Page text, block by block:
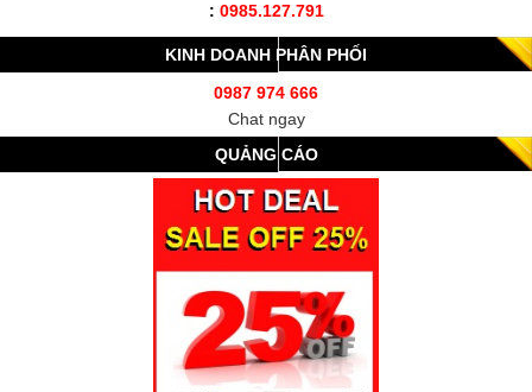
: 0985.127.791
KINH DOANH PHÂN PHỐI
0987 974 666
Chat ngay
QUẢNG CÁO